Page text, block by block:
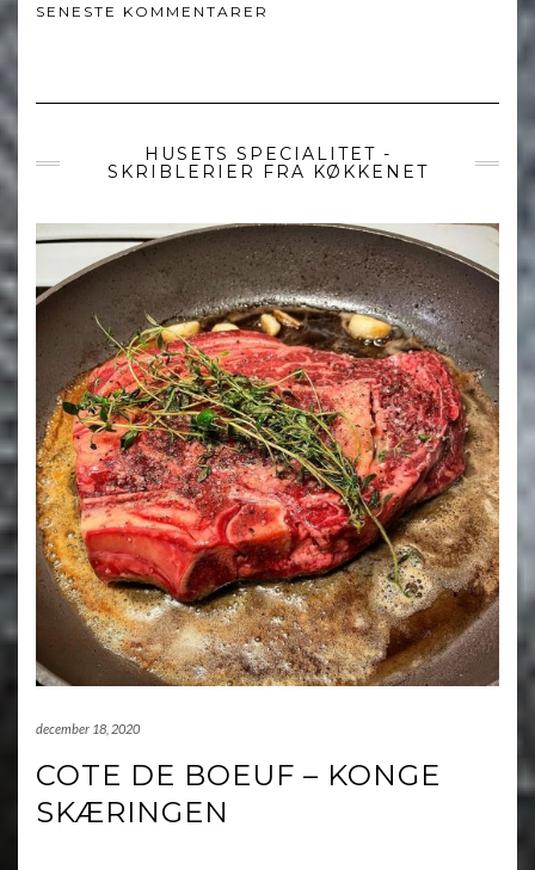
SENESTE KOMMENTARER
HUSETS SPECIALITET -
SKRIBLERIER FRA KØKKENET
december 18, 2020
COTE DE BOEUF – KONGE
SKÆRINGEN